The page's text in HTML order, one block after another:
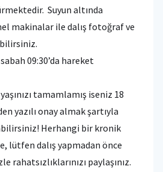
Suyun altında
makinalar ile dalış fotoğraf ve
09:30’da hareket
tamamlamış iseniz 18
yazılı onay almak şartıyla
Herhangi bir kronik
lütfen dalış yapmadan önce
rahatsızlıklarınızı paylaşınız.